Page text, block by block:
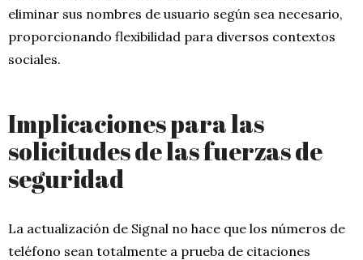
eliminar sus nombres de usuario según sea necesario,
proporcionando flexibilidad para diversos contextos
sociales.
Implicaciones para las
solicitudes de las fuerzas de
seguridad
La actualización de Signal no hace que los números de
teléfono sean totalmente a prueba de citaciones